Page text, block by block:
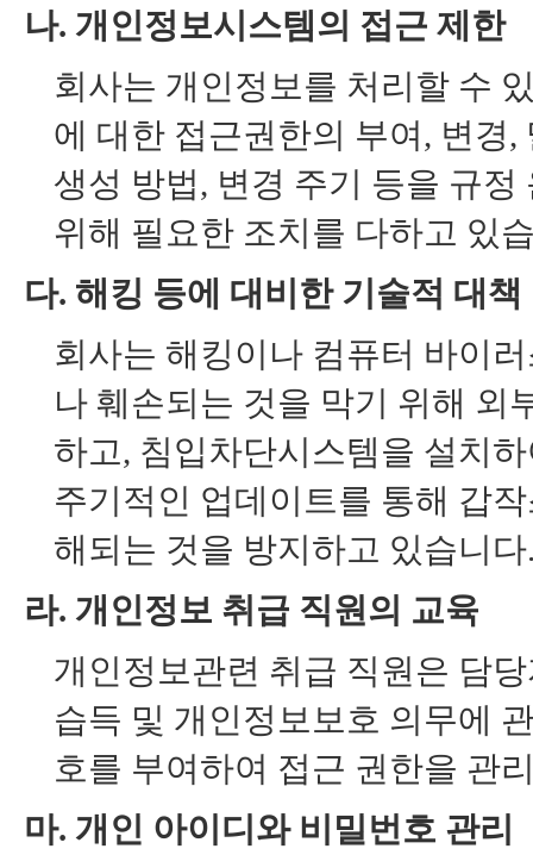
나. 개인정보시스템의 접근 제한
회사는 개인정보를 처리할 수
에 대한 접근권한의 부여, 변경
생성 방법, 변경 주기 등을 규
위해 필요한 조치를 다하고 있
다. 해킹 등에 대비한 기술적 대책
회사는 해킹이나 컴퓨터 바이
나 훼손되는 것을 막기 위해 외
하고, 침입차단시스템을 설치
주기적인 업데이트를 통해 갑
해되는 것을 방지하고 있습니다
라. 개인정보 취급 직원의 교육
개인정보관련 취급 직원은 담
습득 및 개인정보보호 의무에
호를 부여하여 접근 권한을 관
마. 개인 아이디와 비밀번호 관리